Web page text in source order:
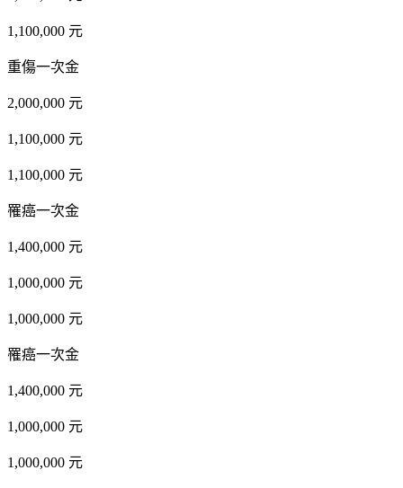
1,100,000 元
重傷一次金
2,000,000 元
1,100,000 元
1,100,000 元
罹癌一次金
1,400,000 元
1,000,000 元
1,000,000 元
罹癌一次金
1,400,000 元
1,000,000 元
1,000,000 元